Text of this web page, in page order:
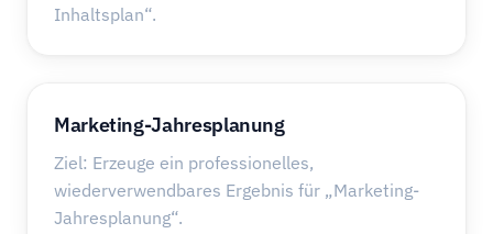
Inhaltsplan“.
Marketing-Jahresplanung
Ziel: Erzeuge ein professionelles,
wiederverwendbares Ergebnis für „Marketing-
Jahresplanung“.